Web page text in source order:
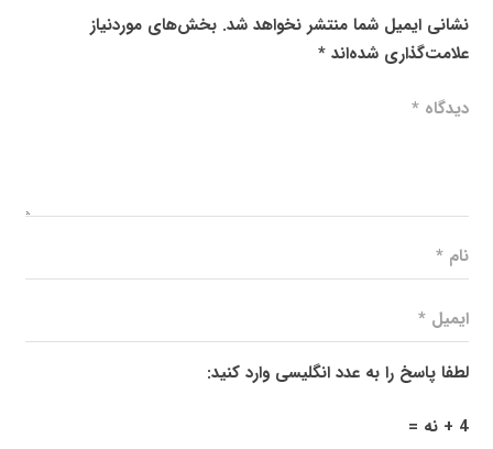
نشانی ایمیل شما منتشر نخواهد شد. بخش‌های موردنیاز
علامت‌گذاری شده‌اند*
لطفا پاسخ را به عدد انگلیسی وارد کنید:
4 + نه =